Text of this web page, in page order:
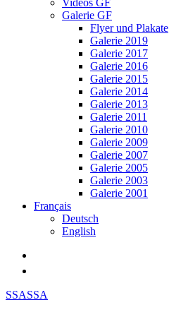
Videos GF
Galerie GF
Flyer und Plakate
Galerie 2019
Galerie 2017
Galerie 2016
Galerie 2015
Galerie 2014
Galerie 2013
Galerie 2011
Galerie 2010
Galerie 2009
Galerie 2007
Galerie 2005
Galerie 2003
Galerie 2001
Français
Deutsch
English
SSASSA